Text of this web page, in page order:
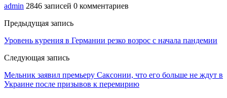
admin 2846 записей 0 комментариев
Предыдущая запись
Уровень курения в Германии резко возрос с начала пандемии
Следующая запись
Мельник заявил премьеру Саксонии, что его больше не ждут в
Украине после призывов к перемирию